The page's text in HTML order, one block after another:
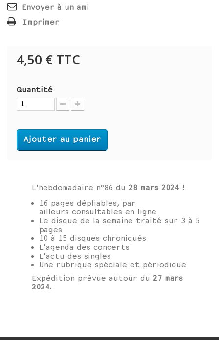
Envoyer à un ami
Imprimer
4,50 € TTC
Quantité
Ajouter au panier
L'hebdomadaire n°86 du 28 mars 2024 !
16 pages dépliables, par
ailleurs consultables en ligne
Le disque de la semaine traité sur 3 à 5
pages
10 à 15 disques chroniqués
L'agenda des concerts
L'actu des singles
Une rubrique spéciale et périodique
Expédition prévue autour du 27 mars
2024.